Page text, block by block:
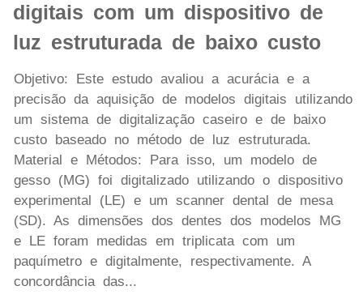
digitais com um dispositivo de
luz estruturada de baixo custo
Objetivo: Este estudo avaliou a acurácia e a
precisão da aquisição de modelos digitais utilizando
um sistema de digitalização caseiro e de baixo
custo baseado no método de luz estruturada.
Material e Métodos: Para isso, um modelo de
gesso (MG) foi digitalizado utilizando o dispositivo
experimental (LE) e um scanner dental de mesa
(SD). As dimensões dos dentes dos modelos MG
e LE foram medidas em triplicata com um
paquímetro e digitalmente, respectivamente. A
concordância das...